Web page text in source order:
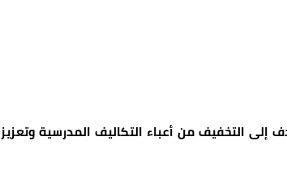
إلى التخفيف من أعباء التكاليف المدرسية وتعزيز